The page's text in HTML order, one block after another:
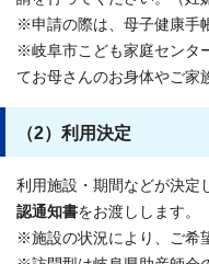
※申請の際は、母子健康手
※岐阜市こども家庭センタ
てお母さんのお身体やご家
（2）利用決定
利用施設・期間などが決定
認通知書をお渡しします。
※施設の状況により、ご希